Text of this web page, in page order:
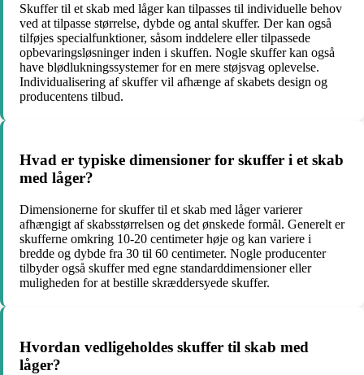
Skuffer til et skab med låger kan tilpasses til individuelle behov
ved at tilpasse størrelse, dybde og antal skuffer. Der kan også
tilføjes specialfunktioner, såsom inddelere eller tilpassede
opbevaringsløsninger inden i skuffen. Nogle skuffer kan også
have blødlukningssystemer for en mere støjsvag oplevelse.
Individualisering af skuffer vil afhænge af skabets design og
producentens tilbud.
Hvad er typiske dimensioner for skuffer i et skab
med låger?
Dimensionerne for skuffer til et skab med låger varierer
afhængigt af skabsstørrelsen og det ønskede formål. Generelt er
skufferne omkring 10-20 centimeter høje og kan variere i
bredde og dybde fra 30 til 60 centimeter. Nogle producenter
tilbyder også skuffer med egne standarddimensioner eller
muligheden for at bestille skræddersyede skuffer.
Hvordan vedligeholdes skuffer til skab med
låger?